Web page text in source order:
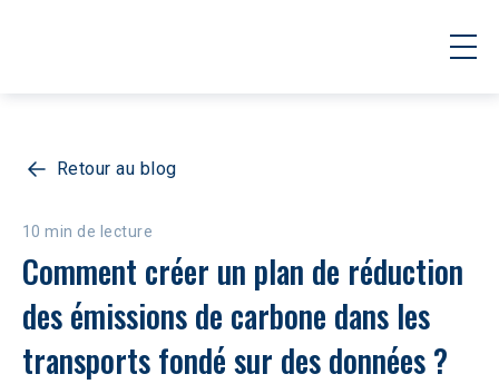
Retour au blog
10 min de lecture
Comment créer un plan de réduction
des émissions de carbone dans les
transports fondé sur des données ?